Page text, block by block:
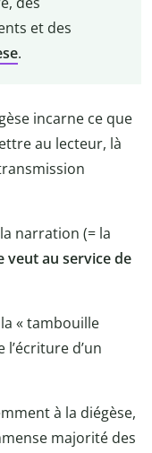
et des
.
incarne ce que
au lecteur, là
narration (= la
veut au service de
« tambouille
d’un
à la diégèse,
majorité des